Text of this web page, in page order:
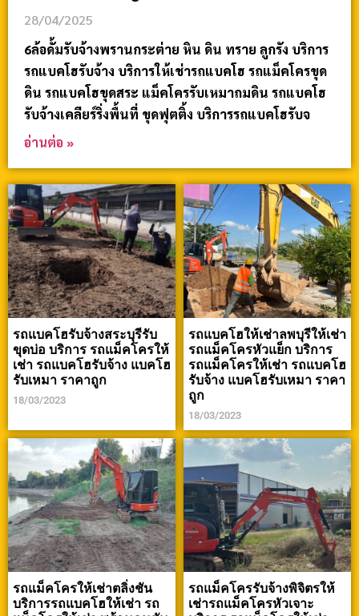
28/04/2025
6ล้อดั้มรับจ้างพรานกระต่าย หิน ดิน ทราย ลูกรัง บริการ
รถแบคโฮรับจ้าง บริการให้เช่ารถแบคโฮ รถแม็คโครขุด
ดิน รถแบคโฮขุดสระ แม็คโครรับเหมาถมดิน รถแบคโฮ
รับจ้างเคลียร์ริ่งพื้นที่ ขุดฟุตติ้ง บริการรถแบคโฮรับจ
อ่านต่อ »
รถแบคโฮรับจ้างสระบุรีรับ
ขุดบ่อ บริการ รถแม็คโครให้
เช่า รถแบคโฮรับจ้าง แบคโฮ
รับเหมา ราคาถูก
18/03/2023
รถแบคโฮให้เช่าลพบุรีให้เช่า
รถแม็คโครหัวแย็ก บริการ
รถแม็คโครให้เช่า รถแบคโฮ
รับจ้าง แบคโฮรับเหมา ราคา
ถูก
18/03/2023
รถแม็คโครให้เช่าตลิ่งชัน
บริการรถแบคโฮให้เช่า รถ
รถแม็คโครรับจ้างพิจิตรให้
เช่ารถแม็คโครหัวเจาะ